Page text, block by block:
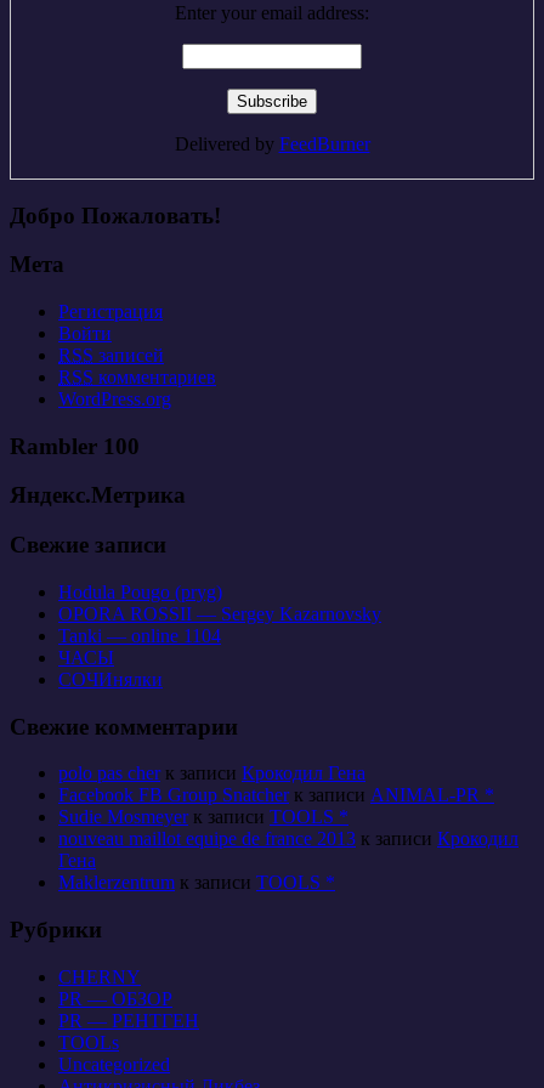
Enter your email address:
Delivered by FeedBurner
Добро Пожаловать!
Мета
Регистрация
Войти
RSS записей
RSS комментариев
WordPress.org
Rambler 100
Яндекс.Метрика
Свежие записи
Hodula Pougo (pryg)
OPORA ROSSII — Sergey Kazarnovsky
Tanki — online 1104
ЧАСЫ
СОЧИнялки
Свежие комментарии
polo pas cherк записи Крокодил Гена
Facebook FB Group Snatcherк записи ANIMAL-PR *
Sudie Mosmeyerк записи TOOLS *
nouveau maillot equipe de france 2013 к записи Крокодил
Гена
Maklerzentrum к записи TOOLS *
Рубрики
CHERNY
PR — ОБЗОР
PR — РЕНТГЕН
TOOLs
Uncategorized